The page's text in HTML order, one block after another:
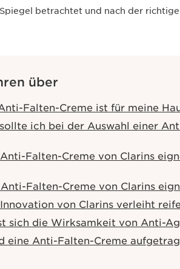
über
Falten-Creme ist für meine
ich bei der Auswahl einer
Falten-Creme von Clarins
Falten-Creme von Clarins
von Clarins verleiht
sich die Wirksamkeit von Anti-
eine Anti-Falten-Creme